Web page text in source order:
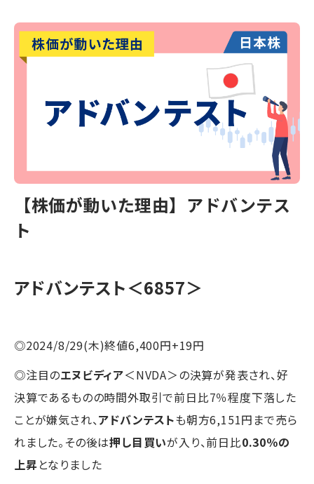
【株価が動いた理由】アドバンテス
ト
アドバンテスト＜6857＞
◎2024/8/29(木)終値6,400円+19円
◎注目のエヌビディア＜NVDA＞の決算が発表され、好
決算であるものの時間外取引で前日比7％程度下落した
ことが嫌気され、アドバンテストも朝方6,151円まで売ら
れました。その後は押し目買いが入り、前日比0.30％の
上昇となりました